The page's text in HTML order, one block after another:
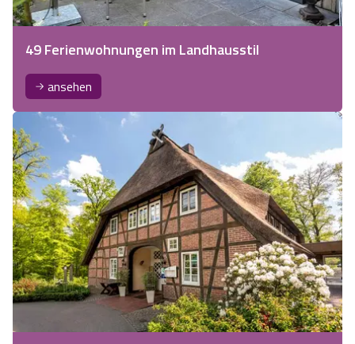
49 Ferienwohnungen im Landhausstil
ansehen